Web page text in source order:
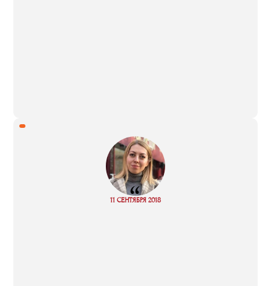
“
11 СЕНТЯБРЯ 2018
Read